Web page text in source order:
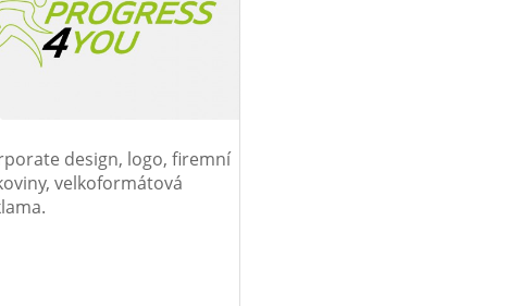
design, logo, firemní
velkoformátová